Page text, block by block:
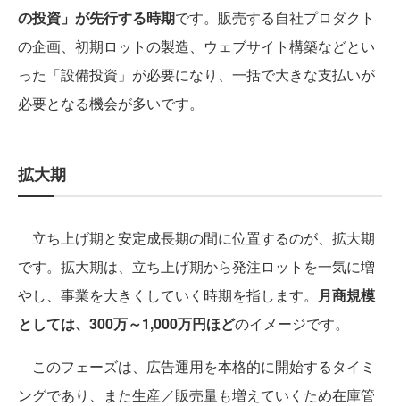
の投資」が先行する時期です。販売する自社プロダクト
の企画、初期ロットの製造、ウェブサイト構築などとい
った「設備投資」が必要になり、一括で大きな支払いが
必要となる機会が多いです。
拡大期
立ち上げ期と安定成長期の間に位置するのが、拡大期
です。拡大期は、立ち上げ期から発注ロットを一気に増
やし、事業を大きくしていく時期を指します。 月商規模
としては、300万～1,000万円ほどのイメージです。
このフェーズは、広告運用を本格的に開始するタイミ
ングであり、また生産／販売量も増えていくため在庫管